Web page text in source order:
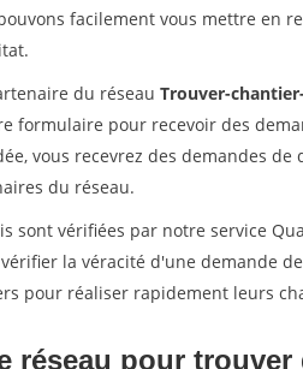
facilement vous mettre en
du réseau Trouver-
formulaire pour recevoir des
vous recevrez des demandes
du réseau.
sont vérifiées par notre service
la véracité d'une demande
pour réaliser rapidement leurs
réseau pour